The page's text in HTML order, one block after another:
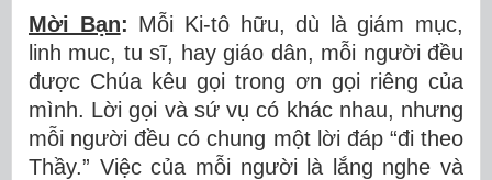
Mời Bạn: Mỗi Ki-tô hữu, dù là giám mục,
linh muc, tu sĩ, hay giáo dân, mỗi người đều
được Chúa kêu gọi trong ơn gọi riêng của
mình. Lời gọi và sứ vụ có khác nhau, nhưng
mỗi người đều có chung một lời đáp “đi theo
Thầy.” Việc của mỗi người là lắng nghe và